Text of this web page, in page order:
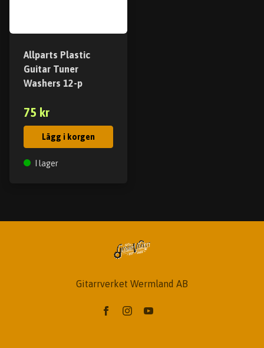
Allparts Plastic
Guitar Tuner
Washers 12-p
75 kr
Lägg i korgen
I lager
Gitarrverket Wermland AB